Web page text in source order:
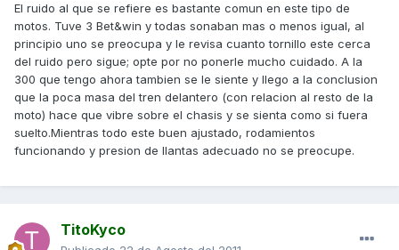
El ruido al que se refiere es bastante comun en este tipo de
motos. Tuve 3 Bet&win y todas sonaban mas o menos igual, al
principio uno se preocupa y le revisa cuanto tornillo este cerca
del ruido pero sigue; opte por no ponerle mucho cuidado. A la
300 que tengo ahora tambien se le siente y llego a la conclusion
que la poca masa del tren delantero (con relacion al resto de la
moto) hace que vibre sobre el chasis y se sienta como si fuera
suelto.Mientras todo este buen ajustado, rodamientos
funcionando y presion de llantas adecuado no se preocupe.
TitoKyco